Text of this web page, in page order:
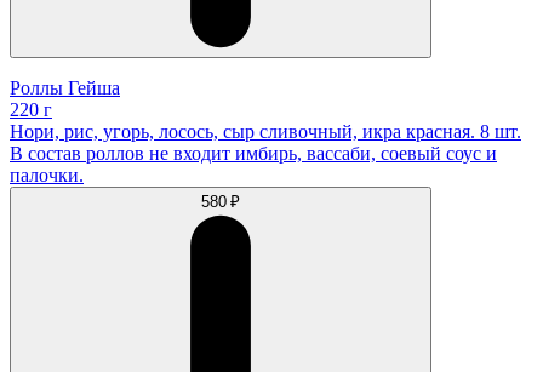
Роллы Гейша
220 г
Нори, рис, угорь, лосось, сыр сливочный, икра красная. 8 шт.
В состав роллов не входит имбирь, вассаби, соевый соус и
палочки.
580 ₽